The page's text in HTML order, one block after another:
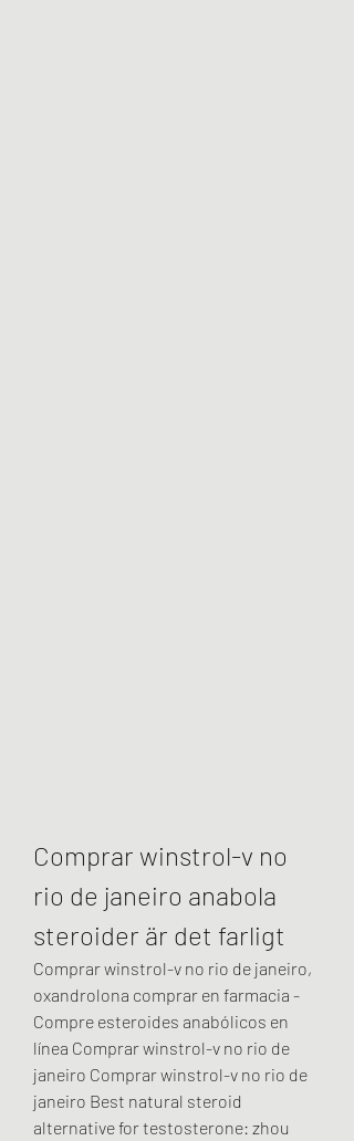
Comprar winstrol-v no
rio de janeiro anabola
steroider är det farligt
Comprar winstrol-v no rio de janeiro,
oxandrolona comprar en farmacia -
Compre esteroides anabólicos en
línea Comprar winstrol-v no rio de
janeiro Comprar winstrol-v no rio de
janeiro Best natural steroid
alternative for testosterone: zhou